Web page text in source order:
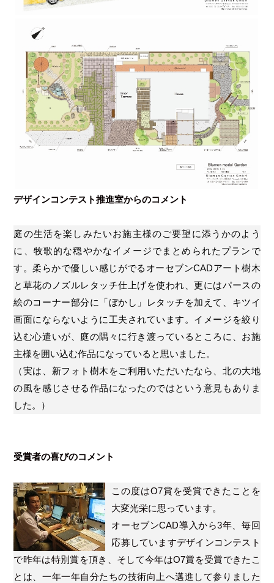
デザインコンテスト推進室からのコメント
庭の生活を楽しみたいお施主様のご要望に添うかのよう
に、牧歌的な穏やかなイメージでまとめられたプランで
す。柔らかで優しい感じがでるオーセブンCADアート樹木
と草花のノズルレタッチ仕上げを使われ、更にはパースの
絵のコーナー部分に「ぼかし」レタッチを加えて、キツイ
画面にならないように工夫されています。イメージを絞り
込む心遣いが、庭の隅々に行き渡っているところに、お施
主様を囲い込む作品になっていると思いました。
（実は、新フォト樹木をご利用いただいたなら、北の大地
の風を感じさせる作品になったのではという意見もありま
した。）
受賞者の喜びのコメント
この度はO7賞を受賞できたことを
大変光栄に思っています。
オーセブンCAD導入から3年、毎回
応募していますデザインコンテスト
で昨年は特別賞を頂き、そして今年はO7賞を受賞できたこ
とは、一年一年自分たちの技術向上へ邁進して参りました